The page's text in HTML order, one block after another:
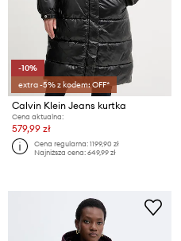
-10%
extra -5% z kodem: OFF*
Calvin Klein Jeans kurtka
Cena aktualna:
579,99 zł
Cena regularna:1199,90 zł
Najniższa cena:649,99 zł